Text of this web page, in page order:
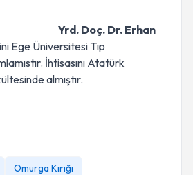
Dr. Erhan
Ege Üniversitesi Tıp
İhtisasını Atatürk
almıştır.
Omurga Kırığı